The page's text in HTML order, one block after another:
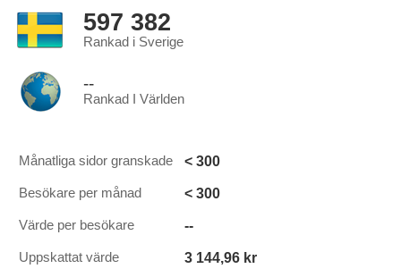
597 382
Rankad i Sverige
--
Rankad I Världen
Månatliga sidor granskade < 300
Besökare per månad < 300
Värde per besökare --
Uppskattat värde 3 144,96 kr